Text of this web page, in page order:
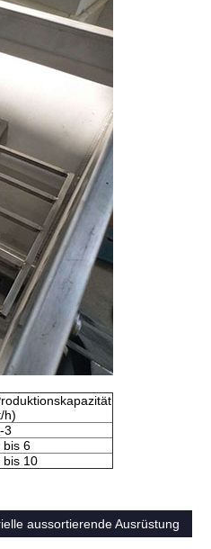
h)
3
bis 6
bis 10
aussortierende Ausrüstung